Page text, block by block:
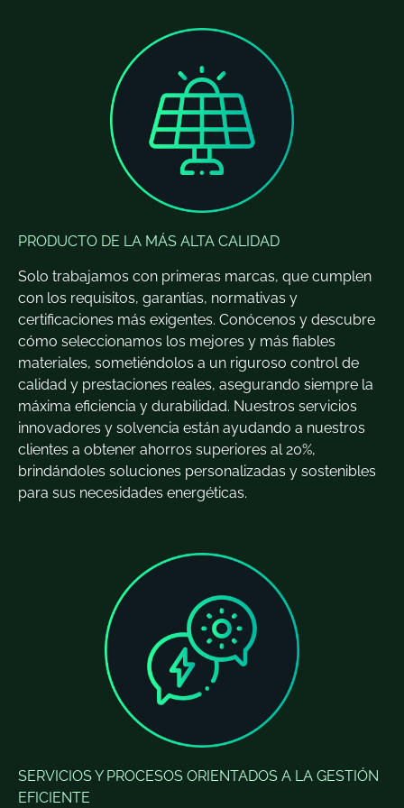
PRODUCTO DE LA MÁS ALTA CALIDAD
Solo trabajamos con primeras marcas, que cumplen
con los requisitos, garantías, normativas y
certificaciones más exigentes. Conócenos y descubre
cómo seleccionamos los mejores y más fiables
materiales, sometiéndolos a un riguroso control de
calidad y prestaciones reales, asegurando siempre la
máxima eficiencia y durabilidad. Nuestros servicios
innovadores y solvencia están ayudando a nuestros
clientes a obtener ahorros superiores al 20%,
brindándoles soluciones personalizadas y sostenibles
para sus necesidades energéticas.
SERVICIOS Y PROCESOS ORIENTADOS A LA GESTIÓN
EFICIENTE